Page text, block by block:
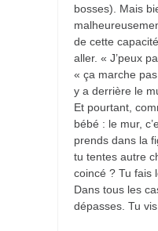
bosses). Mais
de cette
aller. « J’peux
« ça marche
y a derrière le
Et pourtant,
bébé : le mur,
prends dans la
tu tentes autre
coincé ? Tu fais
Dans tous les
dépasses. Tu